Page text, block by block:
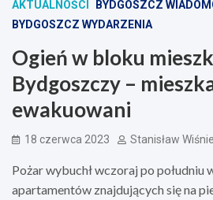
AKTUALNOŚCI
BYDGOSZCZ
BYDGOSZCZ WYDARZENIA
Ogień w bloku
Bydgoszczy –
ewakuowani
18 czerwca 2023 Stanisław
Pożar wybuchł wczoraj po południu
apartamentów znajdujących się na